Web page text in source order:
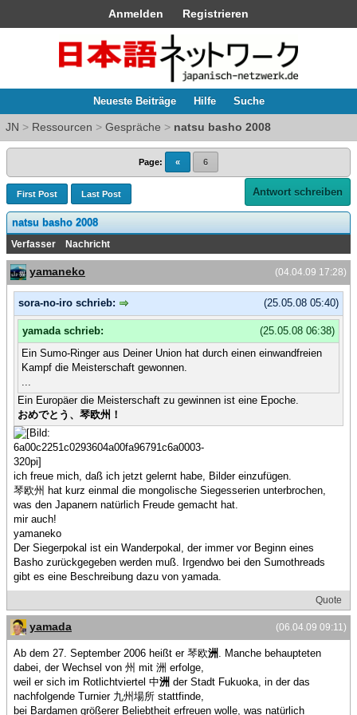
Anmelden Registrieren
Neueste Beiträge Hilfe Suche
JN > Ressourcen > Gespräche > natsu basho 2008
Page: « 6
First Post Last Post Antwort schreiben
natsu basho 2008
Verfasser Nachricht
(04.04.09 17:28)
yamaneko
(25.05.08 05:40)
sora-no-iro schrieb:
(25.05.08 06:38)
yamada schrieb:
Ein Sumo-Ringer aus Deiner Union hat durch einen einwandfreien
Kampf die Meisterschaft gewonnen.
Ein Europäer die Meisterschaft zu gewinnen ist eine Epoche.
おめでとう、琴欧州！
ich freue mich, daß ich jetzt gelernt habe, Bilder einzufügen.
琴欧州 hat kurz einmal die mongolische Siegesserien unterbrochen,
was den Japanern natürlich Freude gemacht hat.
mir auch!
yamaneko
Der Siegerpokal ist ein Wanderpokal, der immer vor Beginn eines
Basho zurückgegeben werden muß. Irgendwo bei den Sumothreads
gibt es eine Beschreibung dazu von yamada.
Quote
(06.04.09 09:11)
yamada
Ab dem 27. September 2006 heißt er 琴欧洲 . Manche behaupteten
dabei, der Wechsel von 州 mit 洲 erfolge,
weil er sich im Rotlichtviertel 中洲 der Stadt Fukuoka, in der das
nachfolgende Turnier 九州場所 stattfinde,
bei Bardamen größerer Beliebtheit erfreuen wolle, was natürlich